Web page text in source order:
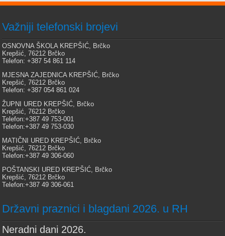
Važniji telefonski brojevi
OSNOVNA ŠKOLA KREPŠIĆ, Brčko
Krepšić, 76212 Brčko
Telefon: +387 54 861 114
MJESNA ZAJEDNICA KREPŠIĆ, Brčko
Krepšić, 76212 Brčko
Telefon: +387 054 861 024
ŽUPNI URED KREPŠIĆ, Brčko
Krepšić, 76212 Brčko
Telefon:+387 49 753-001
Telefon:+387 49 753-030
MATIČNI URED KREPŠIĆ, Brčko
Krepšić, 76212 Brčko
Telefon:+387 49 306-060
POŠTANSKI URED KREPŠIĆ, Brčko
Krepšić, 76212 Brčko
Telefon:+387 49 306-061
Državni praznici i blagdani 2026. u RH
Neradni dani 2026.